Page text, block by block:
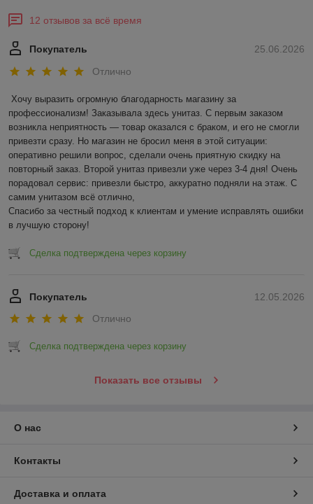
12 отзывов за всё время
25.06.2026
Покупатель
Отлично
Хочу выразить огромную благодарность магазину за
профессионализм! Заказывала здесь унитаз. С первым заказом
возникла неприятность — товар оказался с браком, и его не смогли
привезти сразу. Но магазин не бросил меня в этой ситуации:
оперативно решили вопрос, сделали очень приятную скидку на
повторный заказ. Второй унитаз привезли уже через 3-4 дня! Очень
порадовал сервис: привезли быстро, аккуратно подняли на этаж. С
самим унитазом всё отлично,
Спасибо за честный подход к клиентам и умение исправлять ошибки
в лучшую сторону!
Сделка подтверждена через корзину
12.05.2026
Покупатель
Отлично
Сделка подтверждена через корзину
Показать все отзывы
О нас
Контакты
Доставка и оплата